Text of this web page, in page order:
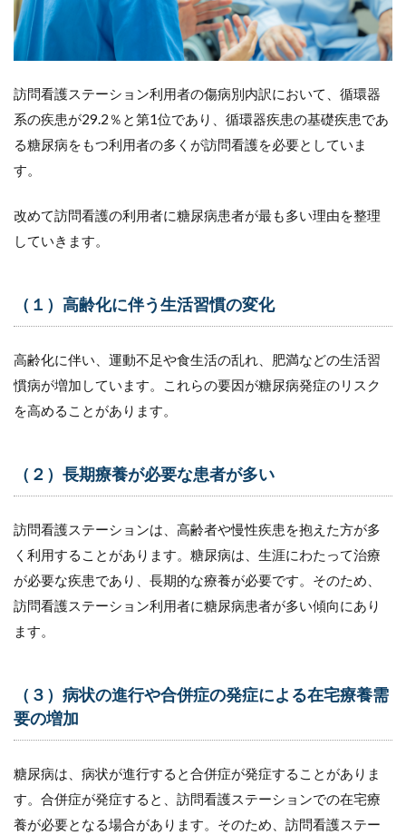
在宅
医療
にお
ける
病治
療へ
職種
医師
11.2
11.3
11.4
理学療
作業療
11.5
薬剤師
心理
士、ソ
ルワー
カー
12
もつ
利用
者・
家族
ルフ
ケア
への
支援
訪問看護ステーション利用者の傷病別内訳において、循環器
系の疾患が29.2％と第1位であり、循環器疾患の基礎疾患であ
る糖尿病をもつ利用者の多くが訪問看護を必要としていま
す。
改めて訪問看護の利用者に糖尿病患者が最も多い理由を整理
していきます。
（１）高齢化に伴う生活習慣の変化
高齢化に伴い、運動不足や食生活の乱れ、肥満などの生活習
慣病が増加しています。これらの要因が糖尿病発症のリスク
を高めることがあります。
（２）長期療養が必要な患者が多い
訪問看護ステーションは、高齢者や慢性疾患を抱えた方が多
く利用することがあります。糖尿病は、生涯にわたって治療
が必要な疾患であり、長期的な療養が必要です。そのため、
訪問看護ステーション利用者に糖尿病患者が多い傾向にあり
ます。
（３）病状の進行や合併症の発症による在宅療養需
要の増加
糖尿病は、病状が進行すると合併症が発症することがありま
す。合併症が発症すると、訪問看護ステーションでの在宅療
養が必要となる場合があります。そのため、訪問看護ステー